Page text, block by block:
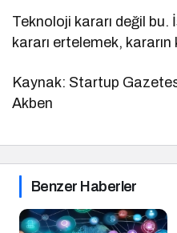
Teknoloji kararı değil bu.
kararı ertelemek,
Kaynak: Startup
Akben
Benzer Haberler